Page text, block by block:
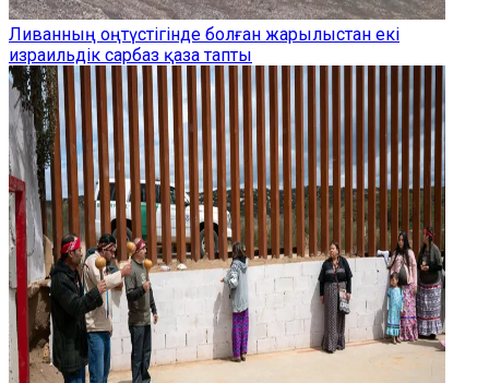
Ливанның оңтүстігінде болған жарылыстан екі
израильдік сарбаз қаза тапты